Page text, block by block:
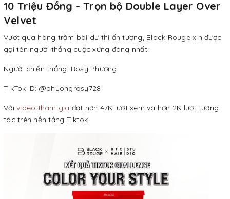
10 Triệu Đồng - Trọn bộ Double Layer Over
Velvet
Vượt qua hàng trăm bài dự thi ấn tượng, Black Rouge xin được
gọi tên người thắng cuộc xứng đáng nhất:
Người chiến thắng: Rosy Phương
TikTok ID: @phuongrosy728
Với video tham gia đạt hơn 47K lượt xem và hơn 2K lượt tương
tác trên nền tảng Tiktok